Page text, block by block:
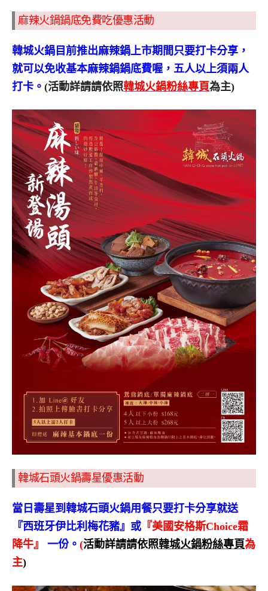
麻辣火鍋鍋底免費吃優惠活動
韓城火鍋目前推出麻辣鍋上市期間只要打卡分享，
就可以免收基本麻辣鍋鍋底費喔，五人以上須兩人
打卡。 (活動詳請請依照韓城火鍋粉絲專頁為主)
韓城石頭火鍋壽星優惠活動
當日壽星到韓城石頭火鍋用餐只要打卡分享就送
『西班牙伊比利梅花豬』或 『美國安格斯Choice霜
降牛』
一份。 (活動詳請請依照韓城火鍋粉絲專頁為
主)